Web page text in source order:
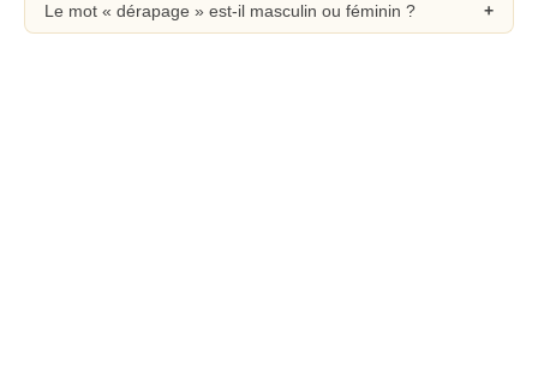
Le mot « dérapage » est-il masculin ou féminin ?